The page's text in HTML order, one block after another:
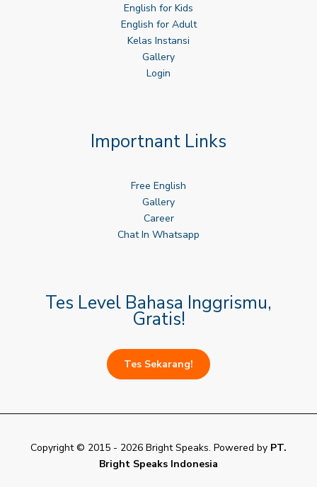
English for Kids
English for Adult
Kelas Instansi
Gallery
Login
Importnant Links
Free English
Gallery
Career
Chat In Whatsapp
Tes Level Bahasa Inggrismu,
Gratis!
Tes Sekarang!
Copyright © 2015 - 2026 Bright Speaks. Powered by PT.
Bright Speaks Indonesia